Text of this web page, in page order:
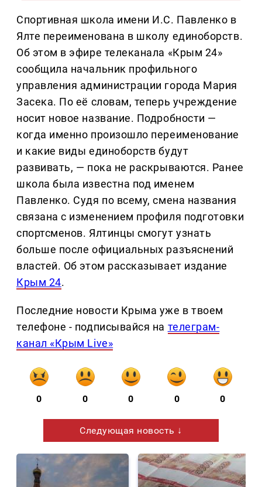
Спортивная школа имени И.С. Павленко в
Ялте переименована в школу единоборств.
Об этом в эфире телеканала «Крым 24»
сообщила начальник профильного
управления администрации города Мария
Засека. По её словам, теперь учреждение
носит новое название. Подробности —
когда именно произошло переименование
и какие виды единоборств будут
развивать, — пока не раскрываются. Ранее
школа была известна под именем
Павленко. Судя по всему, смена названия
связана с изменением профиля подготовки
спортсменов. Ялтинцы смогут узнать
больше после официальных разъяснений
властей. Об этом рассказывает издание
Крым 24.
Последние новости Крыма уже в твоем
телефоне - подписывайся на телеграм-
канал «Крым Live»
0 0 0 0 0
Следующая новость ↓